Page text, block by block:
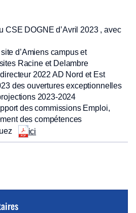
fenêtre)fenêtre)
(nouvelle fenêtre)
(nouvelle fenêtre)
CSE DOGNE d’Avril 2023 , avec
d’Amiens campus et
Racine et Delambre
2022 AD Nord et Est
des ouvertures exceptionnelles
2023-2024
des commissions Emploi,
des compétences
ici